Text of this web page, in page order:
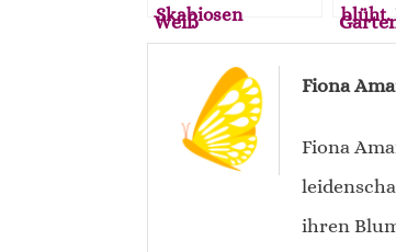
Skabiosen
blüht.
Fiona
Fiona
ihren